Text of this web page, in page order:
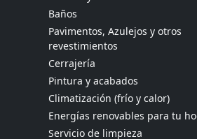
Baños
Pavimentos, Azulejos y otros
revestimientos
Cerrajería
Pintura y acabados
Climatización (frío y calor)
Energías renovables para tu
Servicio de limpieza